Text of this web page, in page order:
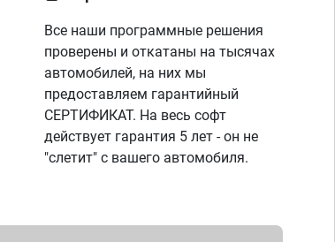
Все наши программные решения
проверены и откатаны на тысячах
автомобилей, на них мы
предоставляем гарантийный
СЕРТИФИКАТ. На весь софт
действует гарантия 5 лет - он не
"слетит" с вашего автомобиля.